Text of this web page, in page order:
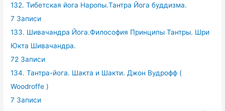
132. Тибетская йога Наропы.Тантра Йога буддизма.
7 Записи
133. Шивачандра Йога.Философия Принципы Тантры. Шри
Юкта Шивачандра.
72 Записи
134. Тантра-йога. Шакта и Шакти. Джон Вудрофф (
Woodroffe )
7 Записи